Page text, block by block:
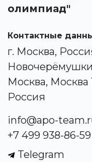
олимпиад"
Контактные
г. Москва,
Москва, Москва
Россия
info@apo-
+7 499 938-86-59
Telegram